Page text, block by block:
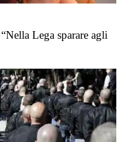
Lega sparare agli